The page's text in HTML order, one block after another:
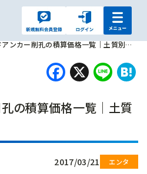
グラウンドアンカー削孔の積算価格一覧｜土質別単価
X
孔の積算価格一覧｜土質
2017/03/21